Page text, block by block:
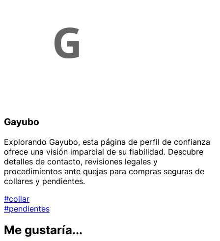
Gayubo
Explorando Gayubo, esta página de perfil de confianza
ofrece una visión imparcial de su fiabilidad. Descubre
detalles de contacto, revisiones legales y
procedimientos ante quejas para compras seguras de
collares y pendientes.
#collar
#pendientes
Me gustaría...